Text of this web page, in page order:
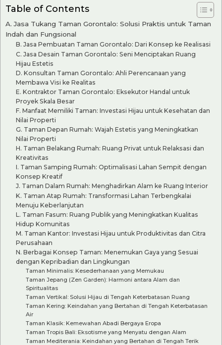
Table of Contents
A. Jasa Tukang Taman Gorontalo: Solusi Praktis untuk Taman
Indah dan Fungsional
B. Jasa Pembuatan Taman Gorontalo: Dari Konsep ke Realisasi
C. Jasa Desain Taman Gorontalo: Seni Menciptakan Ruang
Hijau Estetis
D. Konsultan Taman Gorontalo: Ahli Perencanaan yang
Membawa Visi ke Realitas
E. Kontraktor Taman Gorontalo: Eksekutor Handal untuk
Proyek Skala Besar
F. Manfaat Memiliki Taman: Investasi Hijau untuk Kesehatan dan
Nilai Properti
G. Taman Depan Rumah: Wajah Estetis yang Meningkatkan
Nilai Properti
H. Taman Belakang Rumah: Ruang Privat untuk Relaksasi dan
Kreativitas
I. Taman Samping Rumah: Optimalisasi Lahan Sempit dengan
Konsep Kreatif
J. Taman Dalam Rumah: Menghadirkan Alam ke Ruang Interior
K. Taman Atap Rumah: Transformasi Lahan Terbengkalai
Menuju Keberlanjutan
L. Taman Fasum: Ruang Publik yang Meningkatkan Kualitas
Hidup Komunitas
M. Taman Kantor: Investasi Hijau untuk Produktivitas dan Citra
Perusahaan
N. Berbagai Konsep Taman: Menemukan Gaya yang Sesuai
dengan Kepribadian dan Lingkungan
Taman Minimalis: Kesederhanaan yang Memukau
Taman Jepang (Zen Garden): Harmoni antara Alam dan
Spiritualitas
Taman Vertikal: Solusi Hijau di Tengah Keterbatasan Ruang
Taman Kering: Keindahan yang Bertahan di Tengah Keterbatasan
Air
Taman Klasik: Kemewahan Abadi Bergaya Eropa
Taman Tropis Bali: Eksotisme yang Menyatu dengan Alam
Taman Mediterania: Keindahan yang Bertahan di Tengah Terik